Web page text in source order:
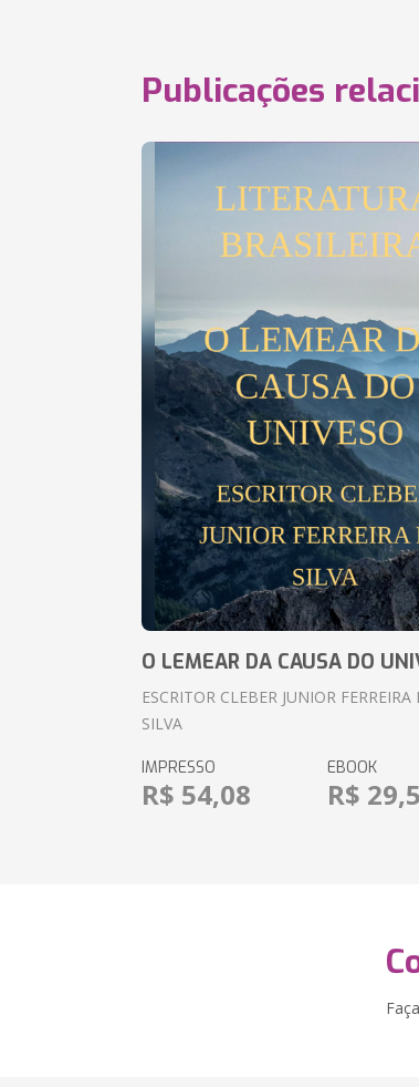
Publicações
O LEMEAR DA CAUSA DO
ESCRITOR CLEBER JUNIOR FERREIRA
SILVA
IMPRESSO
R$ 54,08
EBOOK
R$